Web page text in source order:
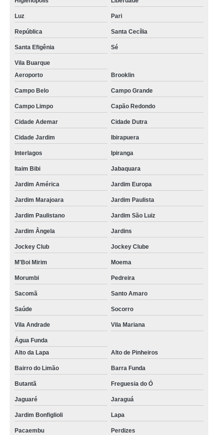
Luz Pari
República Santa Cecília
Santa Efigênia Sé
Vila Buarque
Aeroporto
Brooklin
Campo Belo Campo Grande
Campo Limpo Capão Redondo
Cidade Ademar Cidade Dutra
Cidade Jardim Ibirapuera
Interlagos Ipiranga
Itaim Bibi Jabaquara
Jardim América Jardim Europa
Jardim Marajoara Jardim Paulista
Jardim Paulistano Jardim São Luiz
Jardim Ângela Jardins
Jockey Club Jockey Clube
M'Boi Mirim Moema
Morumbi Pedreira
Sacomã Santo Amaro
Saúde Socorro
Vila Andrade Vila Mariana
Água Funda
Alto da Lapa
Alto de Pinheiros
Bairro do Limão Barra Funda
Butantã Freguesia do Ó
Jaguaré Jaraguá
Jardim Bonfiglioli Lapa
Pacaembu Perdizes